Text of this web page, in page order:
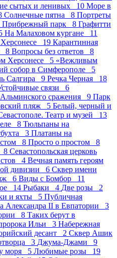
сытых и ленивых 10 Море в
Солнечные пятна 8 Портреты
Прибрежный парк 8 Графитти
На Малаховом кургане 11
19 Карантинная
8 Вопросы без ответов 8
Херсонесе 5 «Вежливым
собор в Симферополе 5
Салгира 9 Речка Черная 18
связи 6
сражения 9 Парк
пляж 5 Белый, черный и
Театр и музей 13
8 Тюльпаны на
3 Платаны на
8 Просто о простом 8
8 Севастопольская церковь
4 Вечная память героям
дивизии 6 Сквер имени
6 Виды с Бомбор 11
14 Рыбаки 4 Две розы 2
и яхты 5 Публичная
Александра II в Евпатории 3
8 Таких берут в
Ильи 3 Набережная
десант 2 Сквер Ашик
3 Джума-Джами 9
моря 5 Любимые розы 19